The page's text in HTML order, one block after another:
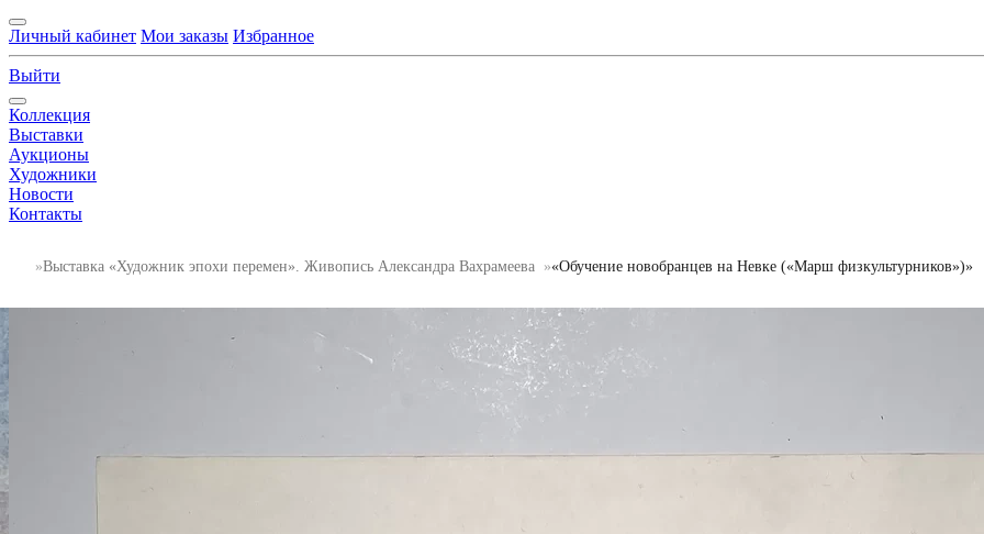
Личный кабинет Мои заказы Избранное
Выйти
Коллекция
Выставки
Аукционы
Художники
Новости
Контакты
Выставка «Художник эпохи перемен». Живопись Александра Вахрамеева «Обучение новобранцев на Невке («Марш физкультурников»)»